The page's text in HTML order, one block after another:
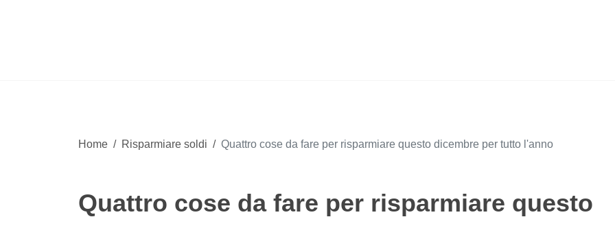
Home / Risparmiare soldi / Quattro cose da fare per risparmiare questo dicembre per tutto l'anno
Quattro cose da fare per risparmiare questo